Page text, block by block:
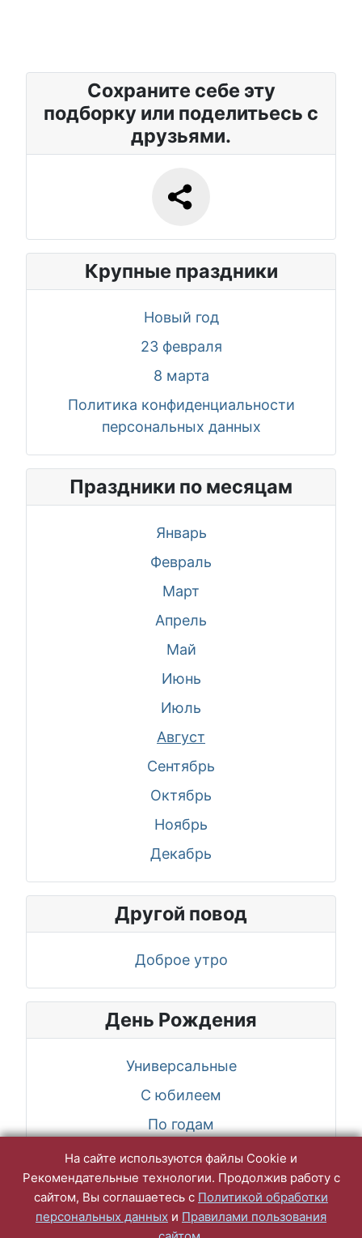
Сохраните себе эту
подборку или поделитьесь с
друзьями.
Крупные праздники
Новый год
23 февраля
8 марта
Политика конфиденциальности
персональных данных
Праздники по месяцам
Январь
Февраль
Март
Апрель
Май
Июнь
Июль
Август
Сентябрь
Октябрь
Ноябрь
Декабрь
Другой повод
Доброе утро
День Рождения
Универсальные
С юбилеем
По годам
По именам, женщине
По именам, мужчине
На сайте используются файлы Cookie и
Рекомендательные технологии. Продолжив работу с
сайтом, Вы соглашаетесь с Политикой обработки
персональных данных и Правилами пользования